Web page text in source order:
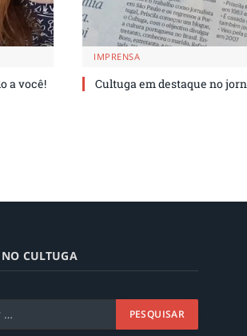
a você!
IMPRENSA
Cultuga em destaque no
NO CULTUGA